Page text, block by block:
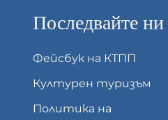
Последвайте ни
Фейсбук на КТПП
Културен туризъм
Политика на